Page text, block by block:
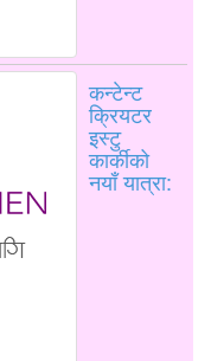
कन्टेन्ट
क्रियटर
इस्टु
कार्कीको
नयाँ यात्रा: